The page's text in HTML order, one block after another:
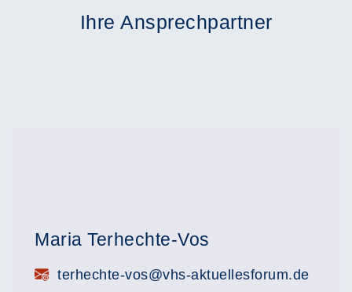
Ihre Ansprechpartner
Maria Terhechte-Vos
E-Mail:terhechte-vos@vhs-aktuellesforum.de